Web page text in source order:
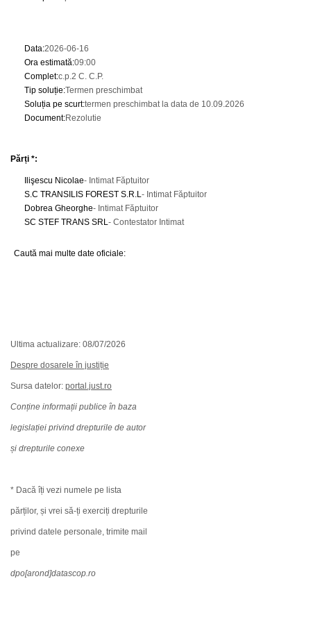
Data:2026-06-16
Ora estimată:09:00
Complet:c.p.2 C. C.P.
Tip soluție:Termen preschimbat
Soluția pe scurt:termen preschimbat la data de 10.09.2026
Document:Rezolutie
Părți *:
Ilişescu Nicolae- Intimat Făptuitor
S.C TRANSILIS FOREST S.R.L- Intimat Făptuitor
Dobrea Gheorghe- Intimat Făptuitor
SC STEF TRANS SRL- Contestator Intimat
Caută mai multe date oficiale:
Ultima actualizare: 08/07/2026
Despre dosarele în justiție
Sursa datelor: portal.just.ro
Conține informații publice în baza
legislației privind drepturile de autor
și drepturile conexe
* Dacă îți vezi numele pe lista
părților, și vrei să-ți exerciți drepturile
privind datele personale, trimite mail
pe
dpo[arond]datascop.ro